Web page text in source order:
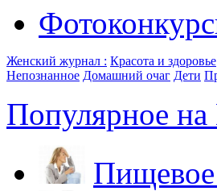
Женский журнал : Красота и здоровье
Непознанное Домашний очаг Дети
Популярное
Пищевое